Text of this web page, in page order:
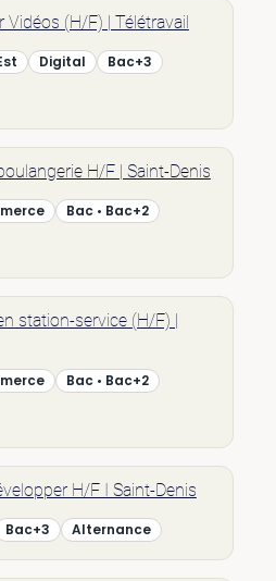
(H/F) | Télétravail
Digital
Bac+3
H/F | Saint-Denis
Bac • Bac+2
station-service (H/F) |
Bac • Bac+2
H/F I Saint-Denis
Bac+3 Alternance